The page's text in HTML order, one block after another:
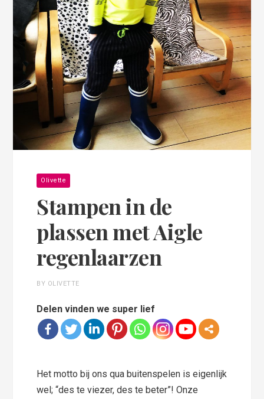
Olivette
Stampen in de
plassen met Aigle
regenlaarzen
BY OLIVETTE
Delen vinden we super lief
Het motto bij ons qua buitenspelen is eigenlijk
wel; “des te viezer, des te beter”! Onze